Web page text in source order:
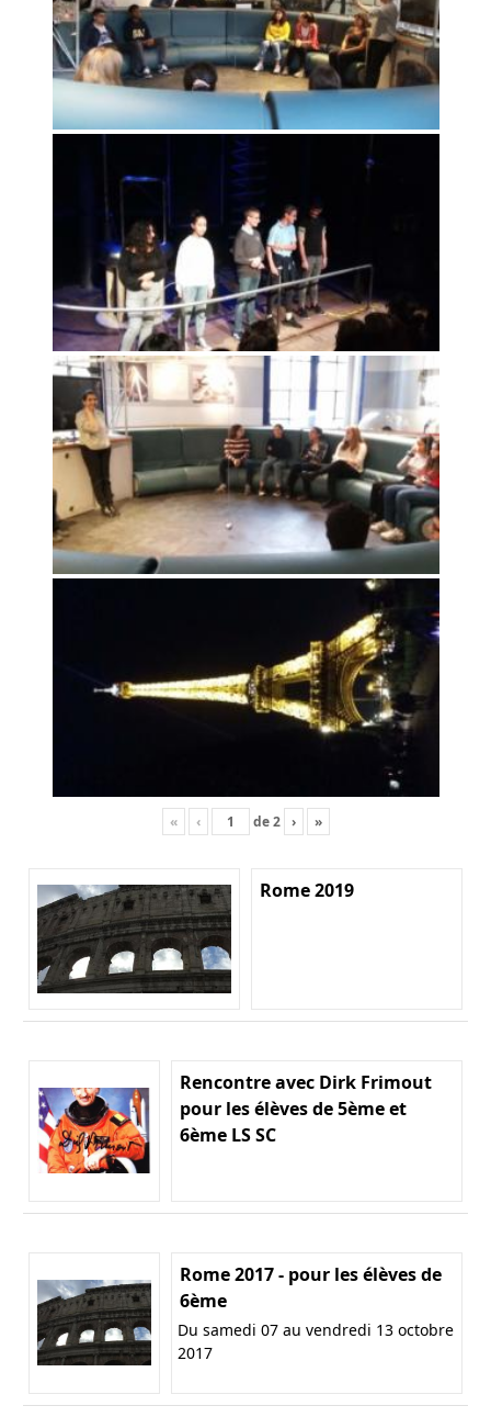
« ‹ de2 › »
Rome 2019
Rencontre avec Dirk Frimout
pour les élèves de 5ème et
6ème LS SC
Rome 2017 - pour les élèves de
6ème
Du samedi 07 au vendredi 13 octobre
2017